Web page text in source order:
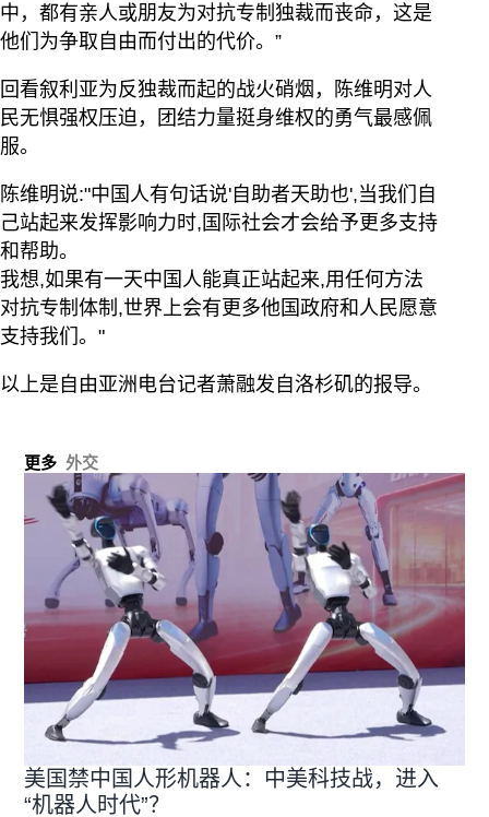
中，都有亲人或朋友为对抗专制独裁而丧命，这是
他们为争取自由而付出的代价。”
回看叙利亚为反独裁而起的战火硝烟，陈维明对人
民无惧强权压迫，团结力量挺身维权的勇气最感佩
服。
陈维明说:"中国人有句话说'自助者天助也',当我们自
己站起来发挥影响力时,国际社会才会给予更多支持
和帮助。
我想,如果有一天中国人能真正站起来,用任何方法
对抗专制体制,世界上会有更多他国政府和人民愿意
支持我们。"
以上是自由亚洲电台记者萧融发自洛杉矶的报导。
更多 外交
美国禁中国人形机器人：中美科技战，进入
“机器人时代”？